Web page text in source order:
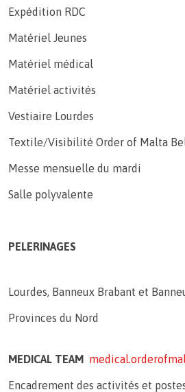
Expédition RDC
Matériel Jeunes
Matériel médical
Matériel activités
Vestiaire Lourdes
Textile/Visibilité Order of Malta
Messe mensuelle du mardi
Salle polyvalente
PELERINAGES
Lourdes, Banneux Brabant et
Provinces du Nord
MEDICAL TEAM
Encadrement des activités et